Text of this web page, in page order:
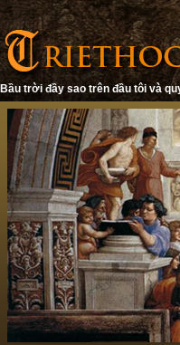
Bầu trời đầy sao trên đầu tôi và